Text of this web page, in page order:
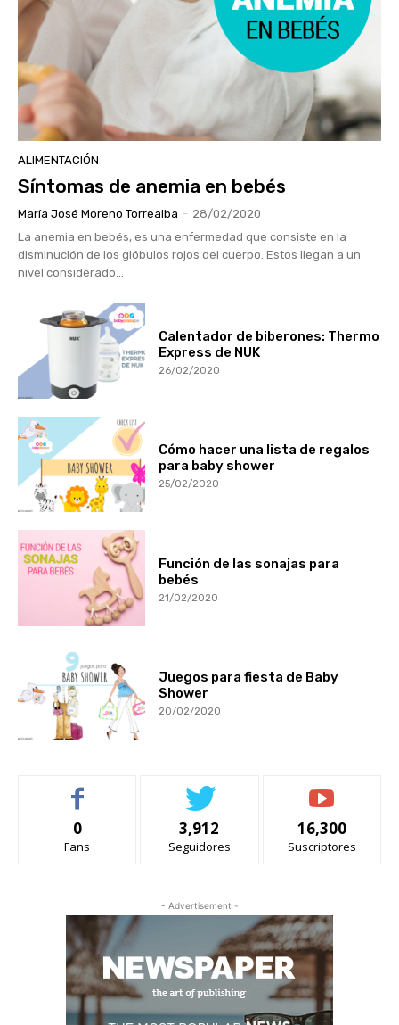
ALIMENTACIÓN
Síntomas de anemia en bebés
María José Moreno Torrealba - 28/02/2020
La anemia en bebés, es una enfermedad que consiste en la
disminución de los glóbulos rojos del cuerpo. Estos llegan a un
nivel considerado...
Calentador de biberones: Thermo
Express de NUK
26/02/2020
Cómo hacer una lista de regalos
para baby shower
25/02/2020
Función de las sonajas para
bebés
21/02/2020
Juegos para fiesta de Baby
Shower
20/02/2020
0
Fans
3,912
Seguidores
16,300
Suscriptores
- Advertisement -